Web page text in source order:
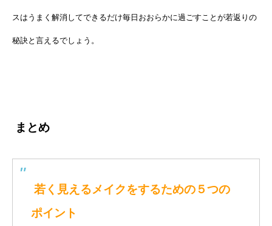
スはうまく解消してできるだけ毎日おおらかに過ごすことが若返りの
秘訣と言えるでしょう。
まとめ
若く見えるメイクをするための５つの
ポイント